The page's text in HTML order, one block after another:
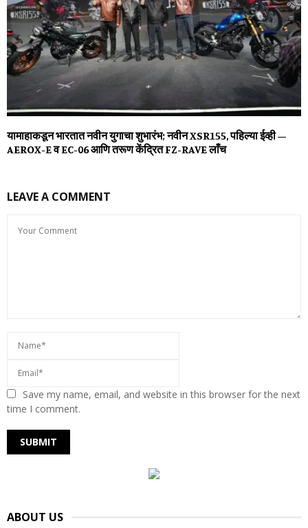
यामाहाकडून भारतात नवीन युगाचा शुभारंभ; नवीन XSR155, पहिल्‍या ईव्‍ही –
AEROX-E व EC-06 आणि तरूण केंद्रित FZ-RAVE लाँच
LEAVE A COMMENT
Save my name, email, and website in this browser for the next
time I comment.
ABOUT US